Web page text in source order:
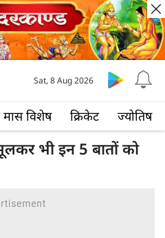
मास विशेष क्रिकेट ज्योतिष
Sat, 8 Aug 2026
भी इन 5 बातों को